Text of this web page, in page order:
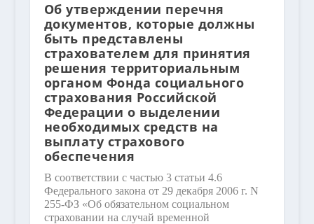
Об утверждении перечня
документов, которые должны
быть представлены
страхователем для принятия
решения территориальным
органом Фонда социального
страхования Российской
Федерации о выделении
необходимых средств на
выплату страхового
обеспечения
В соответствии с частью 3 статьи 4.6
Федерального закона от 29 декабря 2006 г. N
255-ФЗ «Об обязательном социальном
страховании на случай временной